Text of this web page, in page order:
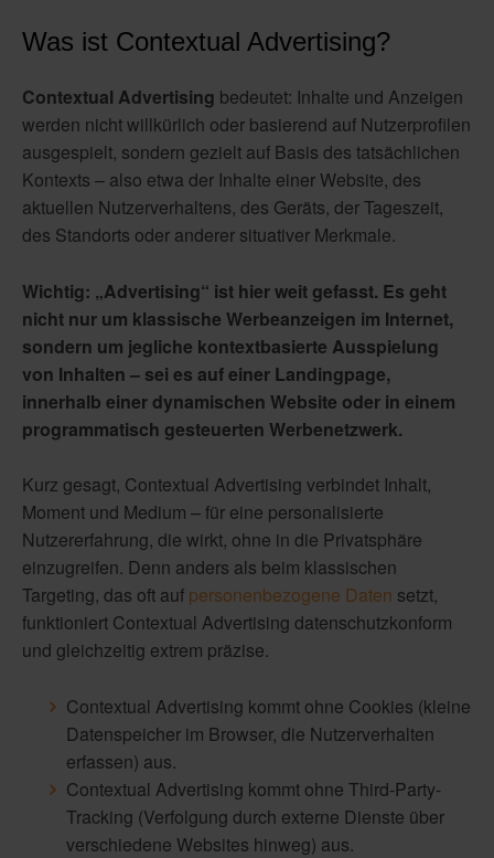
Was ist Contextual Advertising?
Contextual Advertising bedeutet: Inhalte und Anzeigen
werden nicht willkürlich oder basierend auf Nutzerprofilen
ausgespielt, sondern gezielt auf Basis des tatsächlichen
Kontexts – also etwa der Inhalte einer Website, des
aktuellen Nutzerverhaltens, des Geräts, der Tageszeit,
des Standorts oder anderer situativer Merkmale.
Wichtig: „Advertising“ ist hier weit gefasst. Es geht
nicht nur um klassische Werbeanzeigen im Internet,
sondern um jegliche kontextbasierte Ausspielung
von Inhalten – sei es auf einer Landingpage,
innerhalb einer dynamischen Website oder in einem
programmatisch gesteuerten Werbenetzwerk.
Kurz gesagt, Contextual Advertising verbindet Inhalt,
Moment und Medium – für eine personalisierte
Nutzererfahrung, die wirkt, ohne in die Privatsphäre
einzugreifen. Denn anders als beim klassischen
Targeting, das oft auf personenbezogene Daten setzt,
funktioniert Contextual Advertising datenschutzkonform
und gleichzeitig extrem präzise.
Contextual Advertising kommt ohne Cookies (kleine
Datenspeicher im Browser, die Nutzerverhalten
erfassen) aus.
Contextual Advertising kommt ohne Third-Party-
Tracking (Verfolgung durch externe Dienste über
verschiedene Websites hinweg) aus.